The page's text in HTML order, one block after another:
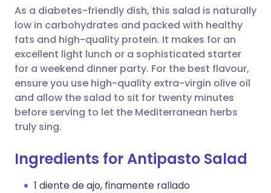
Compartir en X
Compartir vía WhatsApp
Copiar enlace
🇮🇳 हिन्दी 🇮🇱 עברית
🇸🇦 عربي 🇸🇪 Svenska
As a diabetes-friendly dish, this salad is naturally
low in carbohydrates and packed with healthy
fats and high-quality protein. It makes for an
excellent light lunch or a sophisticated starter
for a weekend dinner party. For the best flavour,
ensure you use high-quality extra-virgin olive oil
and allow the salad to sit for twenty minutes
before serving to let the Mediterranean herbs
truly sing.
Ingredients for Antipasto Salad
1 diente de ajo, finamente rallado